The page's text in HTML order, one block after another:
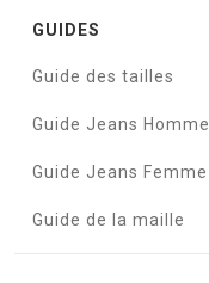
GUIDES
Guide des tailles
Guide Jeans Homme
Guide Jeans Femme
Guide de la maille